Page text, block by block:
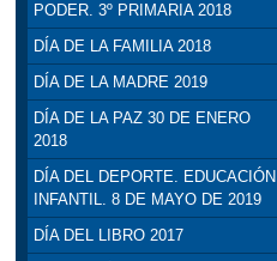
PODER. 3º PRIMARIA 2018
DÍA DE LA FAMILIA 2018
DÍA DE LA MADRE 2019
DÍA DE LA PAZ 30 DE ENERO
2018
DÍA DEL DEPORTE. EDUCACIÓN
INFANTIL. 8 DE MAYO DE 2019
DÍA DEL LIBRO 2017